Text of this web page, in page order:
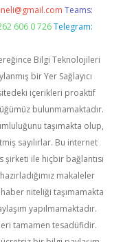
Teams:
606 0 726 Telegram:
Bilgi Teknolojileri
bir Yer Sağlayıcı
içerikleri proaktif
bulunmamaktadır.
taşımakta olup,
sayılırlar. Bu internet
şirketi ile hiçbir bağlantısı
makaleler
niteliği taşımamakta
yapılmamaktadır.
tamamen tesadüfidir.